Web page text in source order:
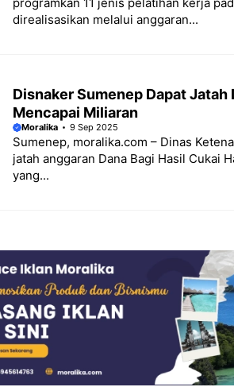
direalisasikan melalui anggaran...
Disnaker Sumenep Dapat
Mencapai Miliaran
Moralika 9 Sep 2025
Sumenep, moralika.com – Dinas
jatah anggaran Dana Bagi Hasil Cukai
yang...